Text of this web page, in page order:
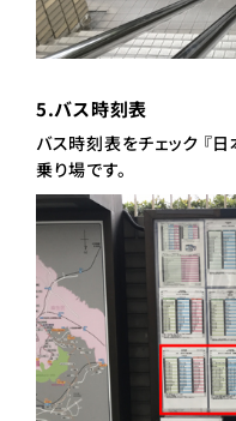
5.バス時刻表
バス時刻表をチェック 『
乗り場です。